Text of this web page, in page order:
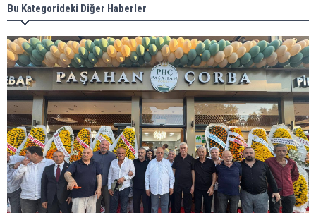
Bu Kategorideki Diğer Haberler